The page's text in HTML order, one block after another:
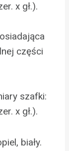
x gł.).
części
szafki:
x gł.).
biały.